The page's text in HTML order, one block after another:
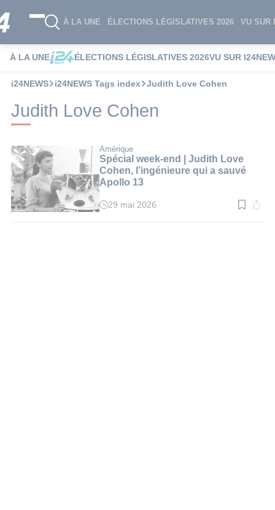
À LA UNE ÉLECTIONS LÉGISLATIVES 2026 VU SUR
À LA UNE ÉLECTIONS LÉGISLATIVES 2026VU SUR
i24NEWS i24NEWS Tags index Judith Love Cohen
Judith Love Cohen
Amérique
Spécial week-end | Judith Love
Cohen, l’ingénieure qui a sauvé
Apollo 13
Temps
29 mai 2026